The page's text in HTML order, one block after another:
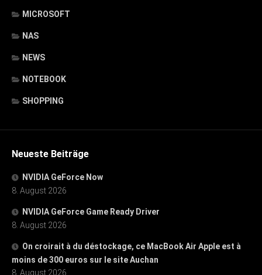
MICROSOFT
NAS
NEWS
NOTEBOOK
SHOPPING
Neueste Beiträge
NVIDIA GeForce Now
8. August 2026
NVIDIA GeForce Game Ready Driver
8. August 2026
On croirait à du déstockage, ce MacBook Air Apple est à
moins de 300 euros sur le site Auchan
8. August 2026